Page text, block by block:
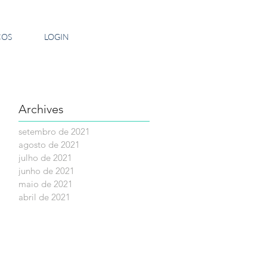
LOGIN
Archives
setembro de 2021
agosto de 2021
julho de 2021
junho de 2021
maio de 2021
abril de 2021